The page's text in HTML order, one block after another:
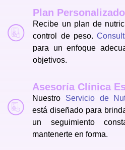
Plan Personalizado
Recibe un plan de
control de peso.
para un enfoque
objetivos.
Asesoría Clínica
Nuestro Servicio de
está diseñado para
un seguimiento
mantenerte en forma.